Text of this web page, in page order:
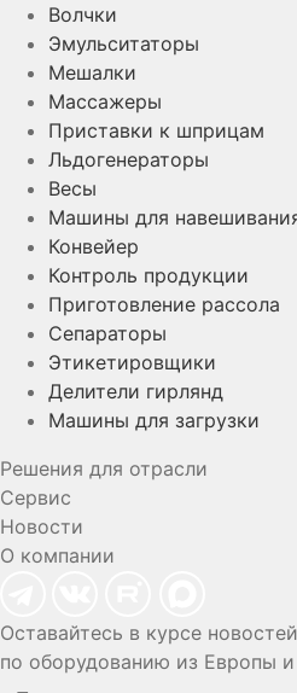
Волчки
Эмульситаторы
Мешалки
Массажеры
Приставки к шприцам
Льдогенераторы
Весы
Машины для
Конвейер
Контроль продукции
Приготовление рассола
Сепараторы
Этикетировщики
Делители гирлянд
Машины для загрузки
Решения для отрасли
Сервис
Новости
О компании
Оставайтесь в курсе новостей
по оборудованию из Европы